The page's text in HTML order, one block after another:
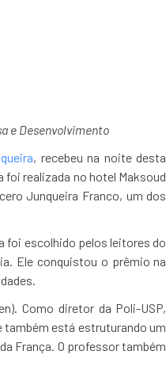
e Desenvolvimento
, recebeu na noite desta
foi realizada no hotel Maksoud
Junqueira Franco, um dos
foi escolhido pelos leitores do
Ele conquistou o prêmio na
Como diretor da Poli-USP,
também está estruturando um
França. O professor também